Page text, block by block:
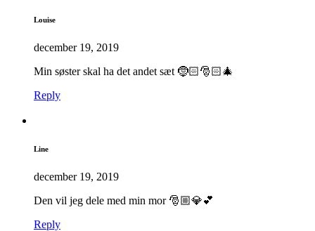
Louise
december 19, 2019
Min søster skal ha det andet sæt 🤶🏻🎅🏻🎄
Reply
Line
december 19, 2019
Den vil jeg dele med min mor 🎅🏼💎💕
Reply